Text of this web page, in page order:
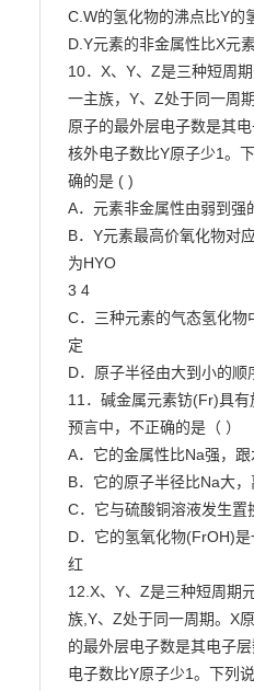
C.W的氢化物的沸点比Y的
D.Y元素的非金属性比X元
10．X、Y、Z是三种短周
一主族，Y、Z处于同一周
原子的最外层电子数是其
核外电子数比Y原子少1。
确的是 ( )
A．元素非金属性由弱到强
B．Y元素最高价氧化物对
为HYO
3 4
C．三种元素的气态氢化物
定
D．原子半径由大到小的顺
11．碱金属元素钫(Fr)具
预言中，不正确的是（ ）
A．它的金属性比Na强，
B．它的原子半径比Na大
C．它与硫酸铜溶液发生置
D．它的氢氧化物(FrOH)
红
12.X、Y、Z是三种短周期
族,Y、Z处于同一周期。X
的最外层电子数是其电子
电子数比Y原子少1。下列